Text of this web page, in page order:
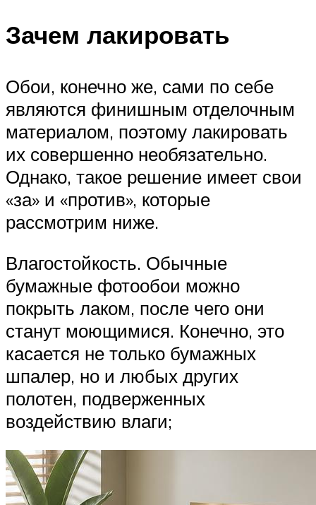
Зачем лакировать
Обои, конечно же, сами по себе
являются финишным отделочным
материалом, поэтому лакировать
их совершенно необязательно.
Однако, такое решение имеет свои
«за» и «против», которые
рассмотрим ниже.
Влагостойкость. Обычные
бумажные фотообои можно
покрыть лаком, после чего они
станут моющимися. Конечно, это
касается не только бумажных
шпалер, но и любых других
полотен, подверженных
воздействию влаги;